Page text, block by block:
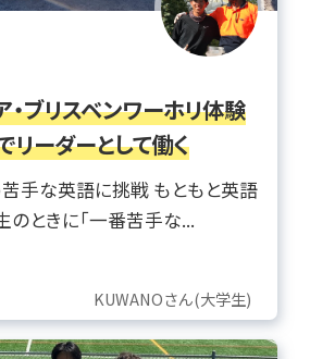
・ブリスベンワーホリ体験
リーダーとして働く
手な英語に挑戦 もともと英語
のときに「一番苦手な...
KUWANOさん(大学生)